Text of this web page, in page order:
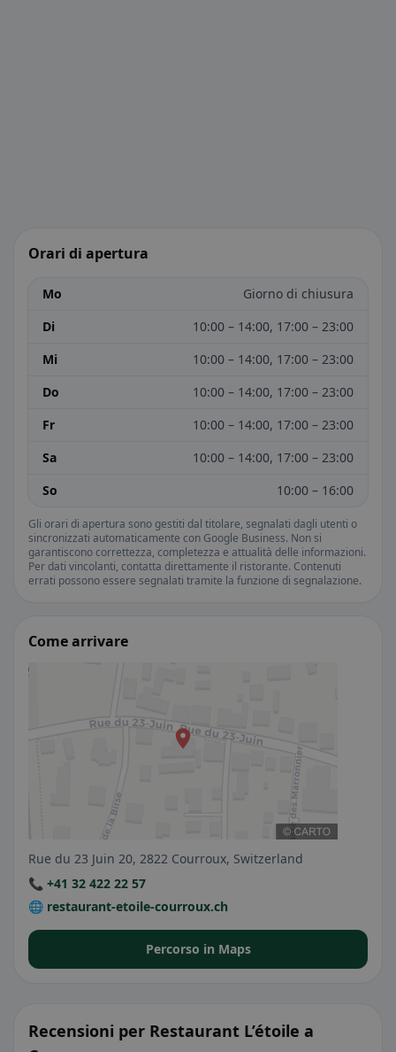
Orari di apertura
Mo
Giorno di chiusura
Di
10:00 – 14:00, 17:00 – 23:00
Mi
10:00 – 14:00, 17:00 – 23:00
Do
10:00 – 14:00, 17:00 – 23:00
Fr
10:00 – 14:00, 17:00 – 23:00
Sa
10:00 – 14:00, 17:00 – 23:00
So
10:00 – 16:00
Gli orari di apertura sono gestiti dal titolare, segnalati dagli utenti o
sincronizzati automaticamente con Google Business. Non si
garantiscono correttezza, completezza e attualità delle informazioni.
Per dati vincolanti, contatta direttamente il ristorante. Contenuti
errati possono essere segnalati tramite la funzione di segnalazione.
Come arrivare
Rue du 23 Juin 20, 2822 Courroux, Switzerland
📞 +41 32 422 22 57
🌐 restaurant-etoile-courroux.ch
Percorso in Maps
Recensioni per Restaurant L’étoile a